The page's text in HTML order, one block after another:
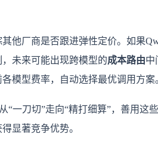
其他厂商是否跟进弹性定价。如果
未来可能出现跨模型的成本路由
模型费率，自动选择最优调用方案
“一刀切”走向“精打细算”，善用这
显著竞争优势。